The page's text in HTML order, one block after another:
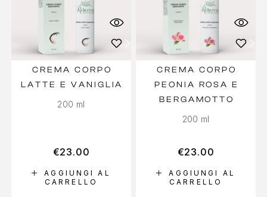
AGGIUNGI AL
CARRELLO
CREMA CORPO
LATTE E VANIGLIA
200 ml
€23.00
AGGIUNGI AL
CARRELLO
CREMA CORPO
PEONIA ROSA E
BERGAMOTTO
200 ml
€23.00